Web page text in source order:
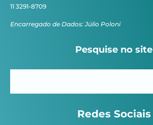
11 3291-8709
Encarregado de Dados: Júlio Poloni
Pesquise no site
Redes Sociais